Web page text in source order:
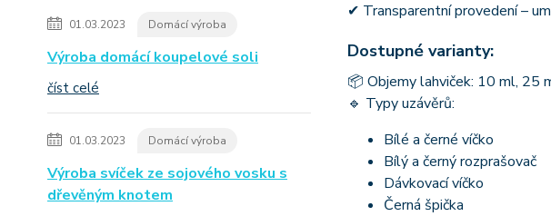
01.03.2023 Domácí výroba
Výroba domácí koupelové soli
číst celé
01.03.2023 Domácí výroba
Výroba svíček ze sojového vosku s
dřevěným knotem
✔ Transparentní provedení –
Dostupné varianty:
📦 Objemy lahviček: 10 ml,
🔹 Typy uzávěrů:
Bílé a černé víčko
Bílý a černý rozprašovač
Dávkovací víčko
Černá špička